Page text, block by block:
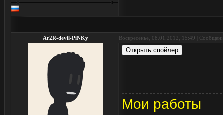
Ar2R-devil-PiNKy Воскресенье, 08.01.2012, 15:49 |
Мои работы